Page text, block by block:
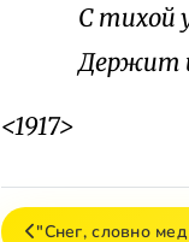
С тихой
Держит
<1917>
"Снег, словно